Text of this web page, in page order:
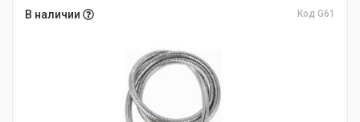
В наличии Код G61